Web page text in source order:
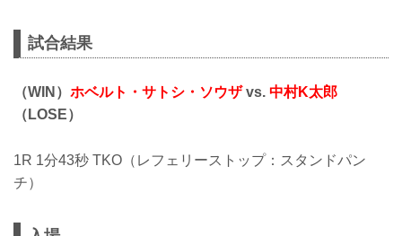
試合結果
（WIN） ホベルト・サトシ・ソウザvs. 中村K太郎
（LOSE）
1R 1分43秒 TKO（レフェリーストップ：スタンドパン
チ）